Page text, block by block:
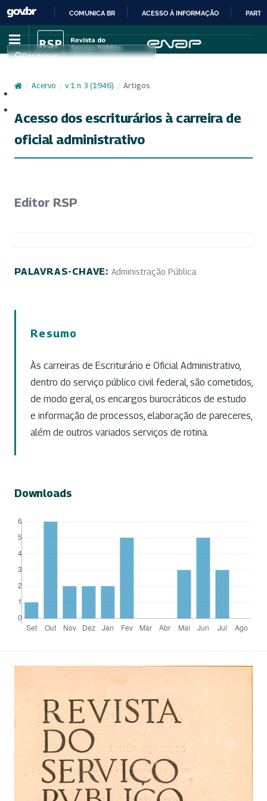
IR
PARA
CONTEÚDO
COMUNICA BR ACESSO À INFORMAÇÃO
Pesquisar
/ Acervo / v. 1 n. 3 (1946) / Artigos
Acesso dos escriturários à carreira de
oficial administrativo
Editor RSP
PALAVRAS-CHAVE: Administração Pública
Resumo
Às carreiras de Escriturário e Oficial Administrativo,
dentro do serviço público civil federal, são cometidos,
de modo geral, os encargos burocráticos de estudo
e informação de processos, elaboração de pareceres,
além de outros variados serviços de rotina.
Downloads